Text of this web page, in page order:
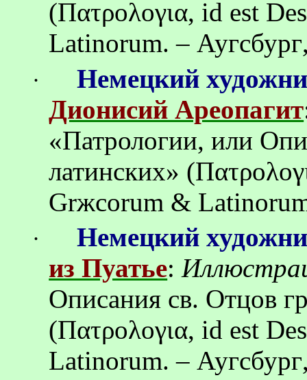
(Πατρολογια, id est
Latinorum. – Аугсбург
·
Немецкий
Дионисий Ареопагит
«Патрологии, или
латинских»
Grжcorum &
·
Немецкий
из Пуатье:
Описания св. Отцов
(Πατρολογια, id est
Latinorum. – Аугсбург